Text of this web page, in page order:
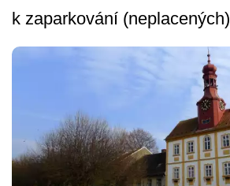
k zaparkování (neplacených)